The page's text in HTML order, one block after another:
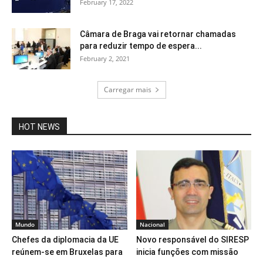
February 17, 2022
Câmara de Braga vai retornar chamadas
para reduzir tempo de espera...
February 2, 2021
Carregar mais
HOT NEWS
Mundo
Chefes da diplomacia da UE
reúnem-se em Bruxelas para
Nacional
Novo responsável do SIRESP
inicia funções com missão